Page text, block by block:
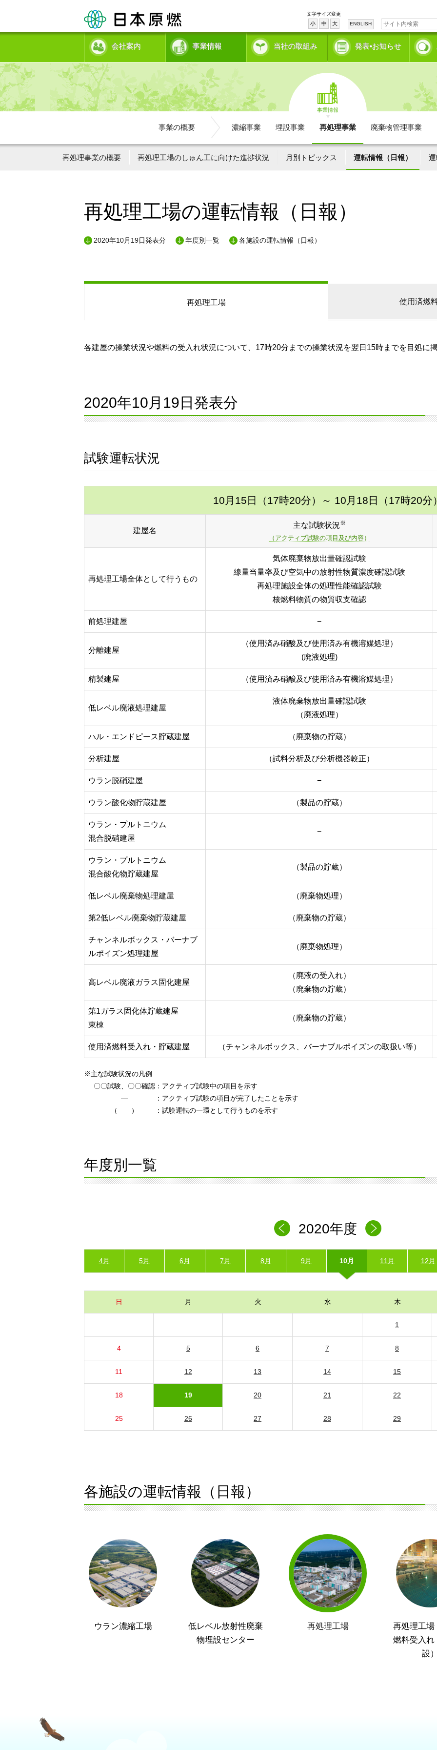
文字サイズ変更
小 中 大 ENGLISH
会社案内 事業情報 当社の取組み 発表•お知らせ
事業情報
事業の概要 濃縮事業 埋設事業 再処理事業 廃棄物管理事業
再処理事業の概要 再処理工場のしゅん工に向けた進捗状況 月別トピックス 運転情報（日報）
再処理工場の運転情報（日報）
2020年10月19日発表分 年度別一覧 各施設の運転情報（日報）
再処理工場 使用済燃
各建屋の操業状況や燃料の受入れ状況について、17時20分までの操業状況を翌日15時までを目処に
2020年10月19日発表分
試験運転状況
10月15日（17時20分） ～ 10月18日（17時20分
建屋名
主な試験状況※
（アクティブ試験の項目及び内容）
再処理工場全体として行うもの
気体廃棄物放出量確認試験
線量当量率及び空気中の放射性物質濃度確認試験
再処理施設全体の処理性能確認試験
核燃料物質の物質収支確認
前処理建屋 −
分離建屋
（使用済み硝酸及び使用済み有機溶媒処理）
(廃液処理)
精製建屋 （使用済み硝酸及び使用済み有機溶媒処理）
低レベル廃液処理建屋
液体廃棄物放出量確認試験
（廃液処理）
ハル・エンドピース貯蔵建屋 （廃棄物の貯蔵）
分析建屋 （試料分析及び分析機器較正）
ウラン脱硝建屋 −
ウラン酸化物貯蔵建屋 （製品の貯蔵）
ウラン・プルトニウム
混合脱硝建屋
−
ウラン・プルトニウム
混合酸化物貯蔵建屋
（製品の貯蔵）
低レベル廃棄物処理建屋 （廃棄物処理）
第2低レベル廃棄物貯蔵建屋 （廃棄物の貯蔵）
チャンネルボックス・バーナブ
ルポイズン処理建屋
（廃棄物処理）
高レベル廃液ガラス固化建屋
（廃液の受入れ）
（廃棄物の貯蔵）
第1ガラス固化体貯蔵建屋
東棟
（廃棄物の貯蔵）
使用済燃料受入れ・貯蔵建屋 （チャンネルボックス、バーナブルポイズンの取扱い等）
※主な試験状況の凡例
〇〇試験、〇〇確認 ：アクティブ試験中の項目を示す
―
：アクティブ試験の項目が完了したことを示す
（ ）
：試験運転の一環として行うものを示す
年度別一覧
2020年度
4月 5月 6月 7月 8月 9月 10月 11月 12月
日 月 火 水 木
1
4 5 6 7 8
11 12 13 14 15
18 19 20 21 22
25 26 27 28 29
各施設の運転情報（日報）
ウラン濃縮工場
低レベル放射性廃棄
物埋設センター
再処理工場
再処理工場
燃料受入れ
設